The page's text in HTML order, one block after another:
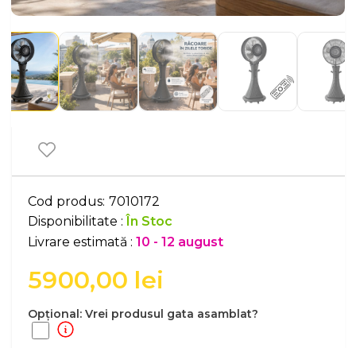
Cod produs: 7010172
Disponibilitate :În Stoc
Livrare estimată : 10 - 12 august
5900,00 lei
Opțional: Vrei produsul gata asamblat?